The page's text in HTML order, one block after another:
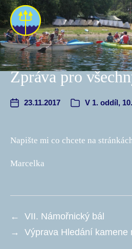
Zpráva pro
23.11.2017 V 1. oddíl,
Napište mi co chcete na
Marcelka
←
VII. Námořnický bál
→
Výprava Hledání kamene